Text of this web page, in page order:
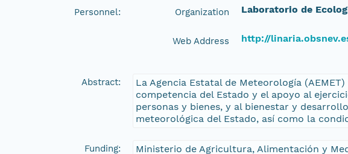
Personnel: Organization Laboratorio de
Web Address http://
Abstract:
La Agencia Estatal de Meteorología
competencia del Estado y el apoyo al
personas y bienes, y al bienestar y
meteorológica del Estado, así como la
Funding: Ministerio de Agricultura, Alimentación y